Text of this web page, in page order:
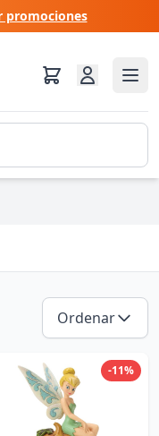
promociones
Ordenar
-11%